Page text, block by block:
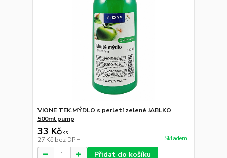
VIONE TEK.MÝDLO s perletí zelené JABLKO
500ml pump
33 Kč/ks
27 Kč bez DPH Skladem
Přidat do košíku